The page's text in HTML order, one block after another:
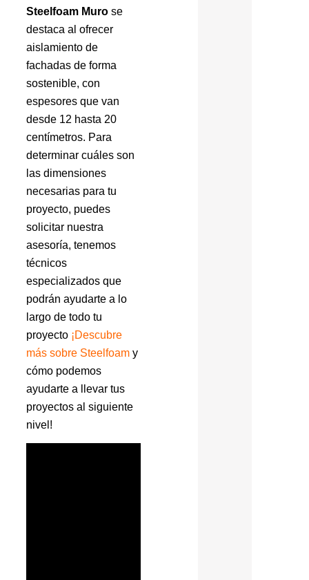
Steelfoam Murose
destaca al ofrecer
aislamiento de
fachadas de forma
sostenible, con
espesores que van
desde 12 hasta 20
centímetros. Para
determinar cuáles son
las dimensiones
necesarias para tu
proyecto, puedes
solicitar nuestra
asesoría, tenemos
técnicos
especializados que
podrán ayudarte a lo
largo de todo tu
proyecto ¡Descubre
más sobre Steelfoamy
cómo podemos
ayudarte a llevar tus
proyectos al siguiente
nivel!